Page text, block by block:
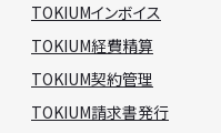
TOKIUMインボイス
TOKIUM経費精算
TOKIUM契約管理
TOKIUM請求書発行